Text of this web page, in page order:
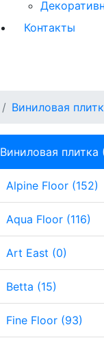
Контакты
Виниловая
Виниловая плитка
Alpine Floor (152)
Aqua Floor (116)
Art East (0)
Betta (15)
Fine Floor (93)